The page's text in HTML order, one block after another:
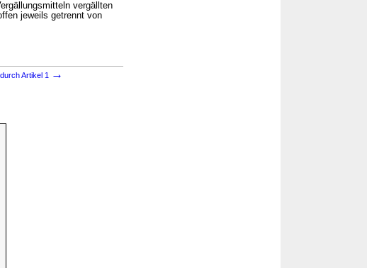
vergällten
jeweils getrennt von
Artikel 1 →